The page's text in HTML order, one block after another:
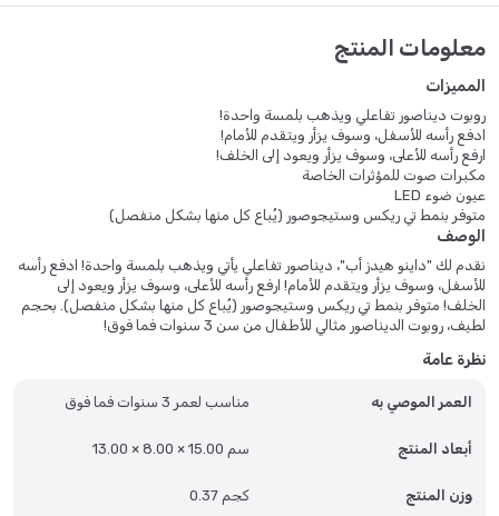
معلومات المنتج
المميزات
روبوت ديناصور تفاعلي ويذهب بلمسة واحدة!
ادفع رأسه للأسفل، وسوف يزأر ويتقدم للأمام!
ارفع رأسه للأعلى، وسوف يزأر ويعود إلى الخلف!
مكبرات صوت للمؤثرات الخاصة
عيون ضوء LED
متوفر بنمط تي ريكس وستيجوصور (يُباع كل منها بشكل منفصل)
الوصف
نقدم لك "داينو هيدز أب"، ديناصور تفاعلي يأتي ويذهب بلمسة واحدة! ادفع رأسه
للأسفل، وسوف يزأر ويتقدم للأمام! ارفع رأسه للأعلى، وسوف يزأر ويعود إلى
الخلف! متوفر بنمط تي ريكس وستيجوصور (يُباع كل منها بشكل منفصل). بحجم
لطيف، روبوت الديناصور مثالي للأطفال من سن 3 سنوات فما فوق!
نظرة عامة
العمر الموصي به مناسب لعمر 3 سنوات فما فوق
أبعاد المنتج 13.00 × 8.00 × 15.00 سم
وزن المنتج 0.37 كجم